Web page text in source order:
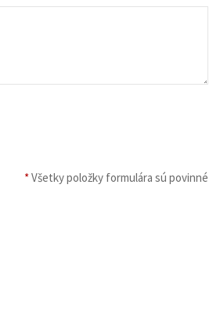
*Všetky položky formulára sú povinné